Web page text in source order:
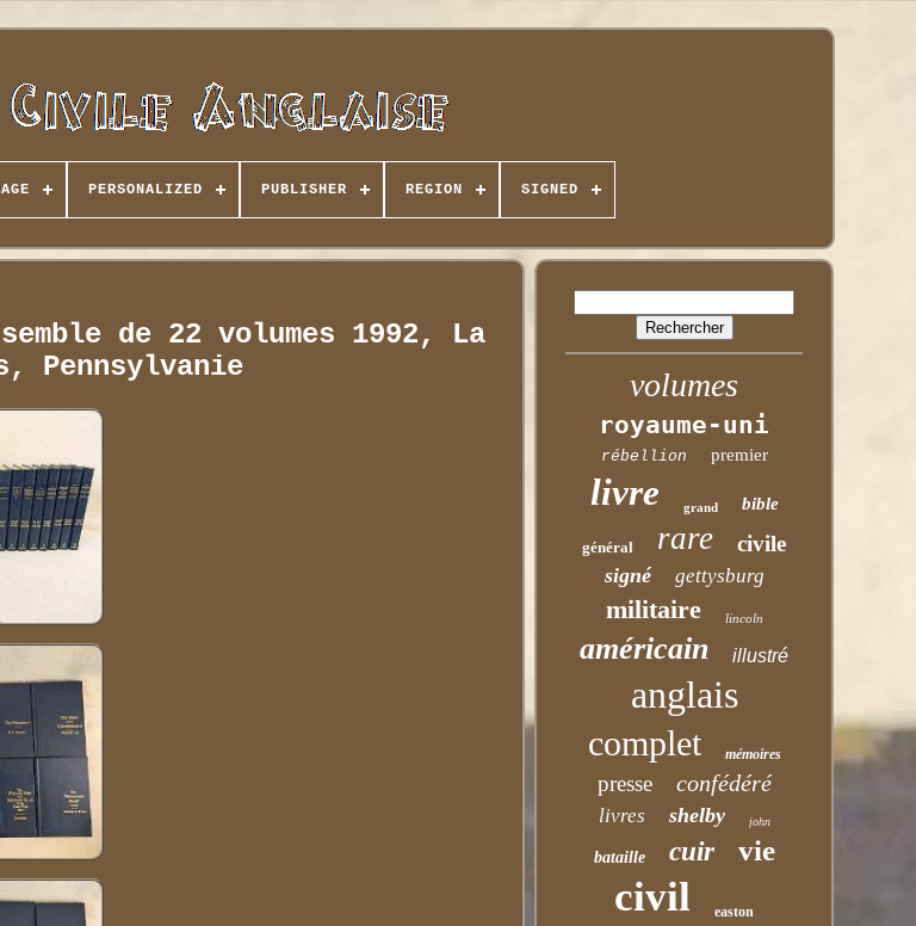
PERSONALIZED PUBLISHER REGION SIGNED
de 22 volumes 1992, La
Pennsylvanie
volumes
royaume-uni
rébellion premier
livre grand bible
général rare civile
signé gettysburg
militaire lincoln
américain illustré
anglais
complet mémoires
presse confédéré
livres shelby john
bataille cuir vie
civil easton